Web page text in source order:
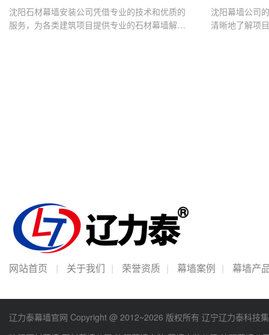
沈阳石材幕墙安装公司凭借专业的技术和优质的
服务，为各类建筑项目提供专业的石材幕墙解决
沈阳幕墙公司
清晰地了解项
网站首页 | 关于我们 | 荣誉资质 | 幕墙案例 | 幕墙产
辽力泰幕墙官网 Copyright @ 2012~2026 版权所有 辽宁辽力泰科技